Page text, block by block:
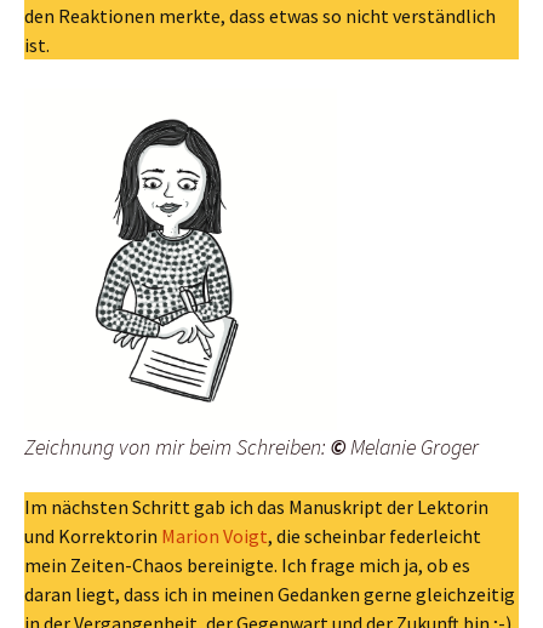
den Reaktionen merkte, dass etwas so nicht verständlich
ist.
Zeichnung von mir beim Schreiben: ©Melanie Groger
Im nächsten Schritt gab ich das Manuskript der Lektorin
und Korrektorin Marion Voigt, die scheinbar federleicht
mein Zeiten-Chaos bereinigte. Ich frage mich ja, ob es
daran liegt, dass ich in meinen Gedanken gerne gleichzeitig
in der Vergangenheit, der Gegenwart und der Zukunft bin ;-),